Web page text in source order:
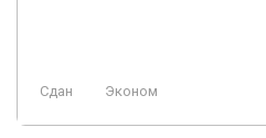
Сдан Эконом